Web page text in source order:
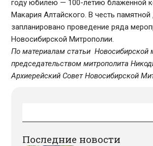
году юбилею — 100-летию блаженной
Макария Алтайского. В честь
запланировано проведение ряда
Новосибирской Митрополии.
По материалам статьи Новосибирской
председательством митрополита
Архиерейский Совет Новосибирской
Последние новости